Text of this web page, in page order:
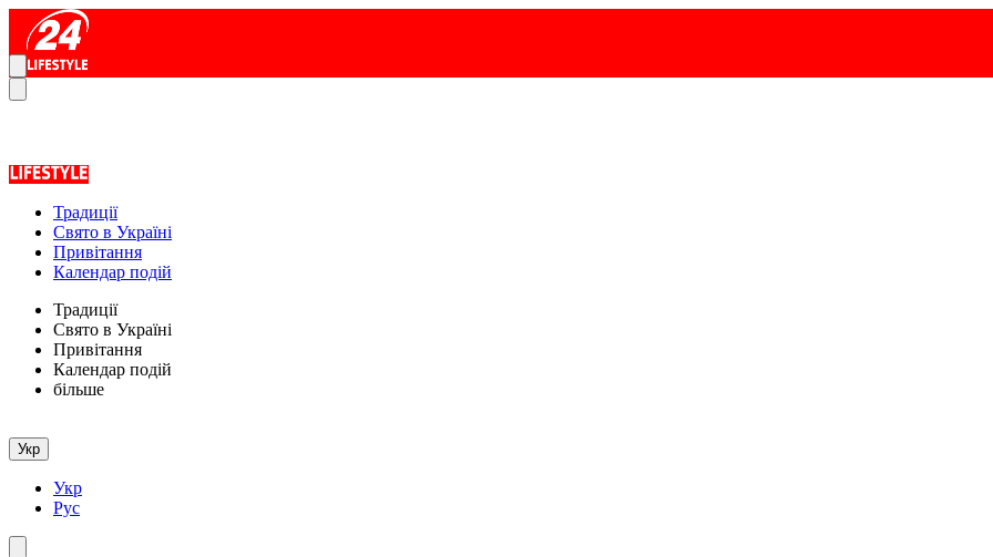
Традиції
Свято в Україні
Привітання
Календар подій
Традиції
Свято в Україні
Привітання
Календар подій
більше
Укр
Укр
Рус